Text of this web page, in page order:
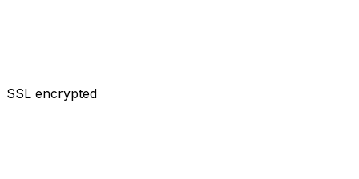
SSL encrypted